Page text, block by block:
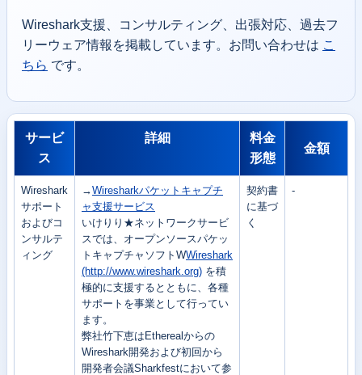
Wireshark支援、コンサルティング、出張対応、過去フ
リーウェア情報を掲載しています。お問い合わせは こ
ちら です。
サービ
ス
詳細
料金
形態
金額
Wireshark
サポート
およびコ
ンサルテ
ィング
→Wiresharkパケットキャプチ
ャ支援サービス
いけりり★ネットワークサービ
スでは、オープンソースパケッ
トキャプチャソフトWWireshark
(http://www.wireshark.org) を積
極的に支援するとともに、各種
サポートを事業として行ってい
ます。
弊社竹下恵はEtherealからの
Wireshark開発および初回から
開発者会議Sharkfestにおいて参
契約書
に基づ
く
-